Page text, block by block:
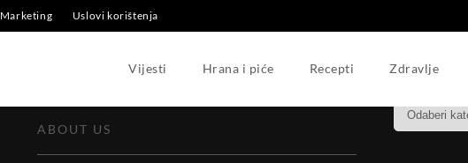
Marketing Uslovi korištenja
Vijesti Hrana i piće Recepti Zdravlje
ABOUT US
Kategorije